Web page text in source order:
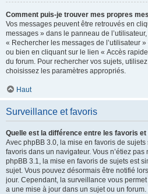
Comment puis-je trouver mes propres
Vos messages peuvent être retrouvés en
messages » dans le panneau de
« Rechercher les messages de l’utilisateur
ou bien en cliquant sur le lien « Accès
du forum. Pour rechercher vos sujets,
choisissez les paramètres appropriés.
Haut
Surveillance et favoris
Quelle est la différence entre les favoris
Avec phpBB 3.0, la mise en favoris de
favoris dans un navigateur. Vous n’étiez
phpBB 3.1, la mise en favoris de sujets est
sujet. Vous pouvez désormais être notifié
jour. Cependant, la surveillance vous
a une mise à jour dans un sujet ou un